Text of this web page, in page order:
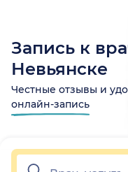
Запись к
Невьянске
Честные отзывы и
онлайн-запись